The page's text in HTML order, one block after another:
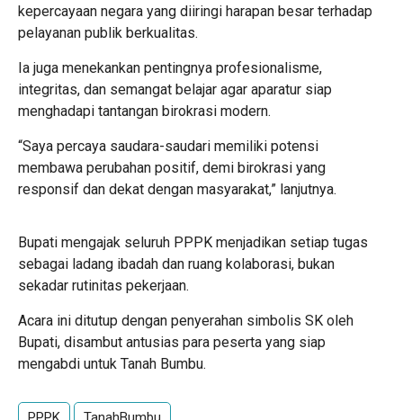
kepercayaan negara yang diiringi harapan besar terhadap
pelayanan publik berkualitas.
Ia juga menekankan pentingnya profesionalisme,
integritas, dan semangat belajar agar aparatur siap
menghadapi tantangan birokrasi modern.
“Saya percaya saudara-saudari memiliki potensi
membawa perubahan positif, demi birokrasi yang
responsif dan dekat dengan masyarakat,” lanjutnya.
Bupati mengajak seluruh PPPK menjadikan setiap tugas
sebagai ladang ibadah dan ruang kolaborasi, bukan
sekadar rutinitas pekerjaan.
Acara ini ditutup dengan penyerahan simbolis SK oleh
Bupati, disambut antusias para peserta yang siap
mengabdi untuk Tanah Bumbu.